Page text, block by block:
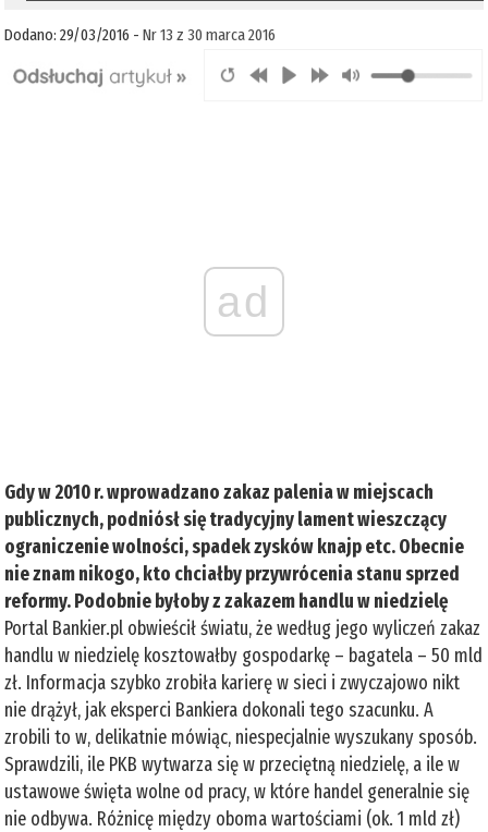
Dodano: 29/03/2016 -Nr 13 z 30 marca 2016
ad
Gdy w 2010 r. wprowadzano zakaz palenia w miejscach
publicznych, podniósł się tradycyjny lament wieszczący
ograniczenie wolności, spadek zysków knajp etc. Obecnie
nie znam nikogo, kto chciałby przywrócenia stanu sprzed
reformy. Podobnie byłoby z zakazem handlu w niedzielę
Portal Bankier.pl obwieścił światu, że według jego wyliczeń zakaz
handlu w niedzielę kosztowałby gospodarkę – bagatela – 50 mld
zł. Informacja szybko zrobiła karierę w sieci i zwyczajowo nikt
nie drążył, jak eksperci Bankiera dokonali tego szacunku. A
zrobili to w, delikatnie mówiąc, niespecjalnie wyszukany sposób.
Sprawdzili, ile PKB wytwarza się w przeciętną niedzielę, a ile w
ustawowe święta wolne od pracy, w które handel generalnie się
nie odbywa. Różnicę między oboma wartościami (ok. 1 mld zł)